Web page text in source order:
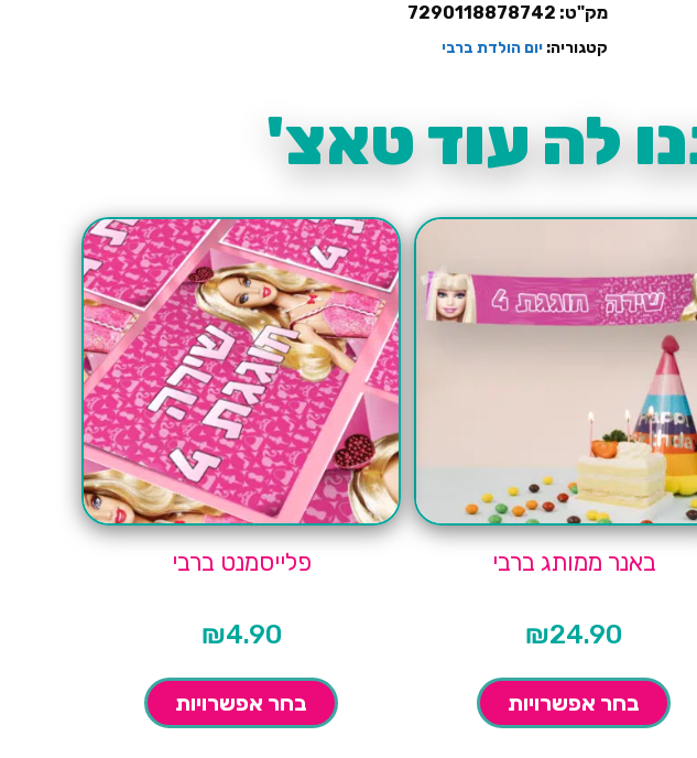
מק"ט: 7290118878742
קטגוריה: יום הולדת ברבי
לה עוד טאצ'
באנר ממותג ברבי
₪24.90
בחר אפשרויות
פלייסמנט ברבי
₪4.90
בחר אפשרויות